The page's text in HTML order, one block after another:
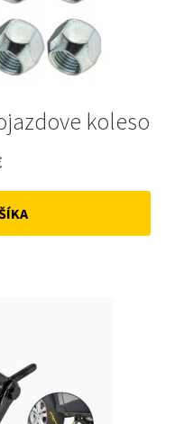
koleso
price
is: